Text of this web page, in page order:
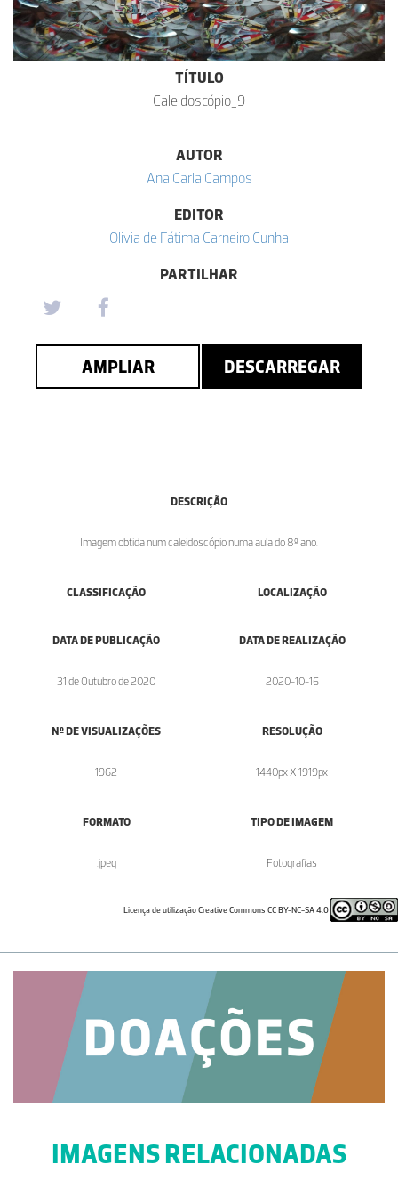
TÍTULO
Caleidoscópio_9
AUTOR
Ana Carla Campos
EDITOR
Olivia de Fátima Carneiro Cunha
PARTILHAR
AMPLIAR DESCARREGAR
DESCRIÇÃO
Imagem obtida num caleidoscópio numa aula do 8º ano.
CLASSIFICAÇÃO LOCALIZAÇÃO
DATA DE PUBLICAÇÃO
31 de Outubro de 2020
DATA DE REALIZAÇÃO
2020-10-16
Nº DE VISUALIZAÇÕES
1962
RESOLUÇÃO
1440px X 1919px
FORMATO
.jpeg
TIPO DE IMAGEM
Fotografias
Licença de utilização Creative Commons CC BY-NC-SA 4.0
IMAGENS RELACIONADAS